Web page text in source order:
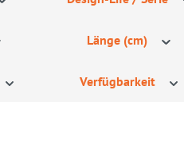
Länge (cm)
Verfügbarkeit